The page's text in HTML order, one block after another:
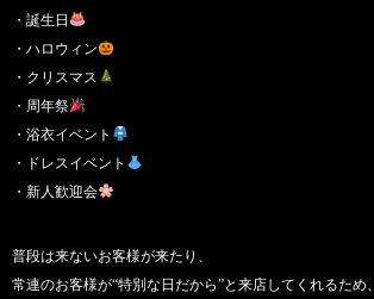
・誕生日
・ハロウィン
・クリスマス
・周年祭
・浴衣イベント
・ドレスイベント
・新人歓迎会
普段は来ないお客様が来たり、
常連のお客様が“特別な日だから”と来店してくれるため、